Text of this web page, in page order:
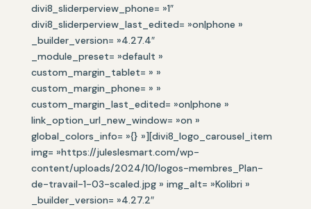
divi8_sliderperview_phone= »1″
divi8_sliderperview_last_edited= »on|phone »
_builder_version= »4.27.4″
_module_preset= »default »
custom_margin_tablet= » »
custom_margin_phone= » »
custom_margin_last_edited= »on|phone »
link_option_url_new_window= »on »
global_colors_info= »{} »][divi8_logo_carousel_item
img= »https://juleslesmart.com/wp-
content/uploads/2024/10/logos-membres_Plan-
de-travail-1-03-scaled.jpg » img_alt= »Kolibri »
_builder_version= »4.27.2″